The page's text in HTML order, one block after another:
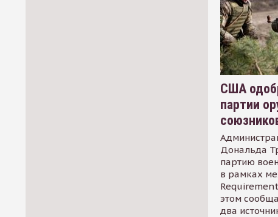
США
партии
Дональда
партию
в рамках
этом
два